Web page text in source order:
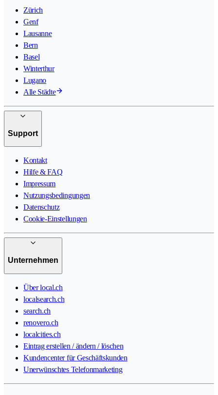
Zürich
Genf
Lausanne
Bern
Basel
Winterthur
Lugano
Alle Städte
Support
Kontakt
Hilfe & FAQ
Impressum
Nutzungsbedingungen
Datenschutz
Cookie-Einstellungen
Unternehmen
Über local.ch
localsearch.ch
search.ch
renovero.ch
localcities.ch
Eintrag erstellen / ändern / löschen
Kundencenter für Geschäftskunden
Unerwünschtes Telefonmarketing